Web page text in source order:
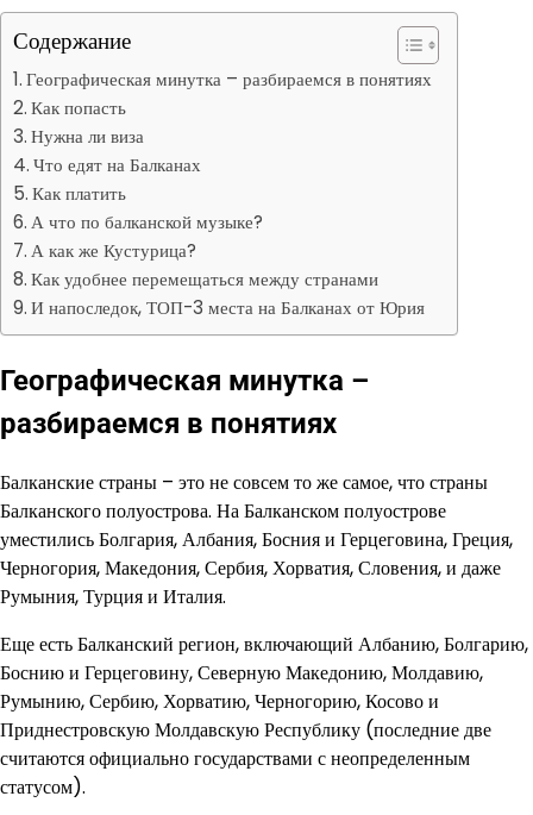
Содержание
Географическая минутка – разбираемся в понятиях
Как попасть
Нужна ли виза
Что едят на Балканах
Как платить
А что по балканской музыке?
А как же Кустурица?
Как удобнее перемещаться между странами
И напоследок, ТОП-3 места на Балканах от Юрия
Географическая минутка –
разбираемся в понятиях
Балканские страны – это не совсем то же самое, что страны
Балканского полуострова. На Балканском полуострове
уместились Болгария, Албания, Босния и Герцеговина, Греция,
Черногория, Македония, Сербия, Хорватия, Словения, и даже
Румыния, Турция и Италия.
Еще есть Балканский регион, включающий Албанию, Болгарию,
Боснию и Герцеговину, Северную Македонию, Молдавию,
Румынию, Сербию, Хорватию, Черногорию, Косово и
Приднестровскую Молдавскую Республику (последние две
считаются официально государствами с неопределенным
статусом).